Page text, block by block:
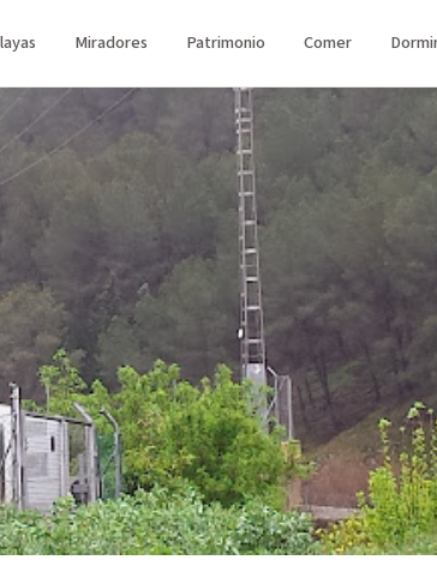
Miradores Patrimonio Comer